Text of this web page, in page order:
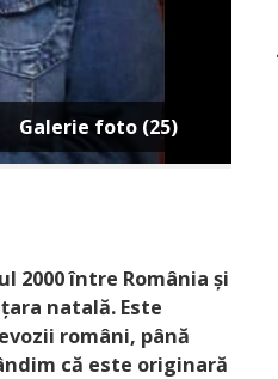
Galerie foto (25)
2000 între România și
natală. Este
români, până
că este originară